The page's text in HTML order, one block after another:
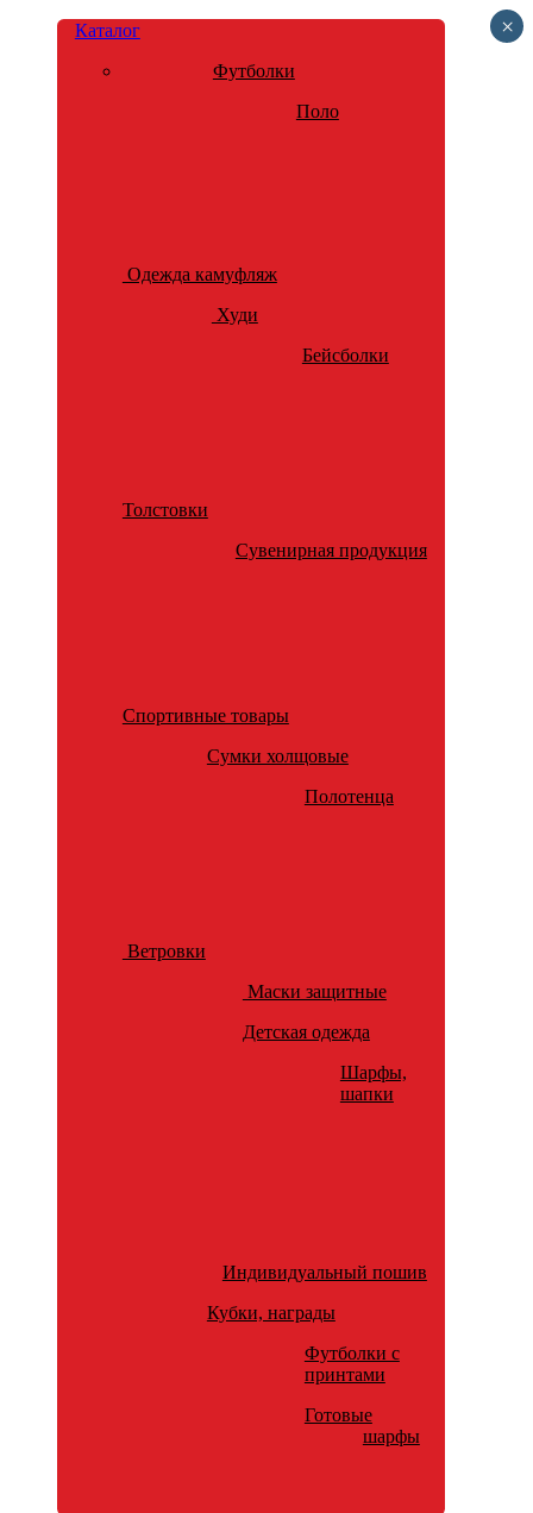
Каталог
Футболки
Поло
Одежда камуфляж
Худи
Бейсболки
Толстовки
Сувенирная продукция
Спортивные товары
Сумки холщовые
Полотенца
Ветровки
Маски защитные
Детская одежда
Шарфы,
шапки
Индивидуальный пошив
Кубки, награды
Футболки с
принтами
Готовые
шарфы
×